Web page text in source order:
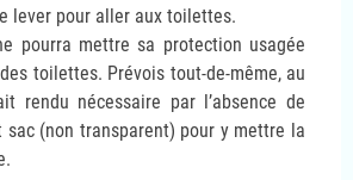
lever pour aller aux toilettes.
pourra mettre sa protection usagée
toilettes. Prévois tout-de-même, au
rendu nécessaire par l’absence de
sac (non transparent) pour y mettre la